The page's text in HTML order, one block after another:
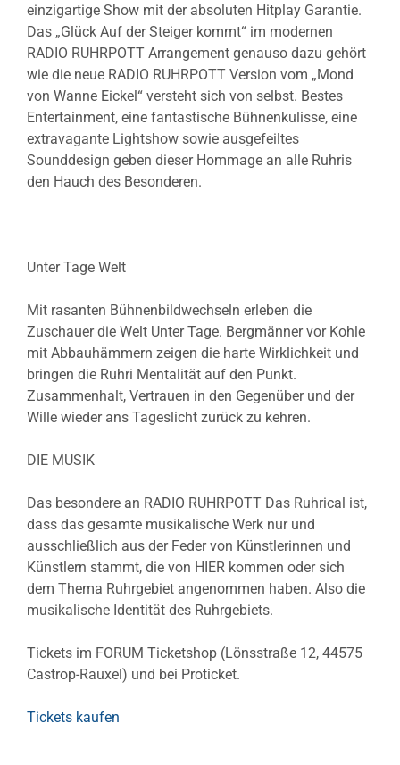
einzigartige Show mit der absoluten Hitplay Garantie.
Das „Glück Auf der Steiger kommt“ im modernen
RADIO RUHRPOTT Arrangement genauso dazu gehört
wie die neue RADIO RUHRPOTT Version vom „Mond
von Wanne Eickel“ versteht sich von selbst. Bestes
Entertainment, eine fantastische Bühnenkulisse, eine
extravagante Lightshow sowie ausgefeiltes
Sounddesign geben dieser Hommage an alle Ruhris
den Hauch des Besonderen.
Unter Tage Welt
Mit rasanten Bühnenbildwechseln erleben die
Zuschauer die Welt Unter Tage. Bergmänner vor Kohle
mit Abbauhämmern zeigen die harte Wirklichkeit und
bringen die Ruhri Mentalität auf den Punkt.
Zusammenhalt, Vertrauen in den Gegenüber und der
Wille wieder ans Tageslicht zurück zu kehren.
DIE MUSIK
Das besondere an RADIO RUHRPOTT Das Ruhrical ist,
dass das gesamte musikalische Werk nur und
ausschließlich aus der Feder von Künstlerinnen und
Künstlern stammt, die von HIER kommen oder sich
dem Thema Ruhrgebiet angenommen haben. Also die
musikalische Identität des Ruhrgebiets.
Tickets im FORUM Ticketshop (Lönsstraße 12, 44575
Castrop-Rauxel) und bei Proticket.
Tickets kaufen